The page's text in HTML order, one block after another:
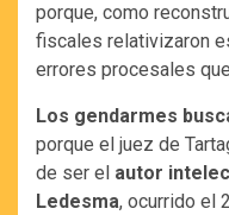
porque, como
fiscales relativizaron
errores procesales
Los gendarmes
porque el juez de
de ser el autor
Ledesma, ocurrido el